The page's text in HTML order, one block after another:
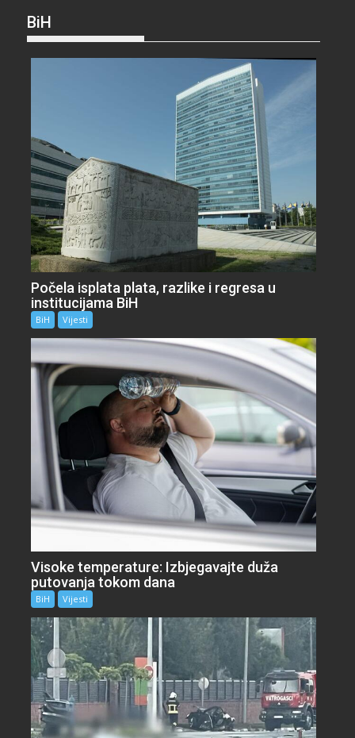
BiH
Počela isplata plata, razlike i regresa u
institucijama BiH
BiH Vijesti
Visoke temperature: Izbjegavajte duža
putovanja tokom dana
BiH Vijesti